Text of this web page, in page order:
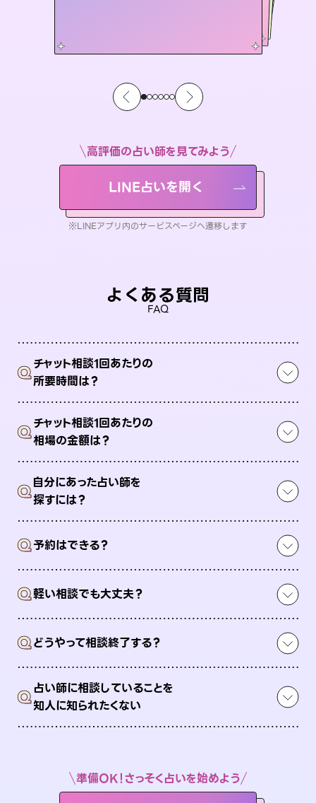
高評価の占い師を見てみよう
LINE占いを開く
※LINEアプリ内のサービスページへ遷移します
よくある質問
FAQ
Qチャット相談1回あたりの
所要時間は？
Qチャット相談1回あたりの
相場の金額は？
Q自分にあった占い師を
探すには？
Q予約はできる？
Q軽い相談でも大丈夫？
Qどうやって相談終了する？
Q占い師に相談していることを
知人に知られたくない
準備OK！さっそく占いを始めよう